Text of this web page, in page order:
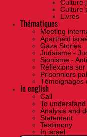
Culture
Culture
Livres
Thématiques
Meeting
Apartheid
Gaza Stories
Judaïsme -
Sionisme -
Réflexions sur
Prisonniers
Témoignages
In english
Call
To understand
Analysis and
Statement
Testimony
In israel